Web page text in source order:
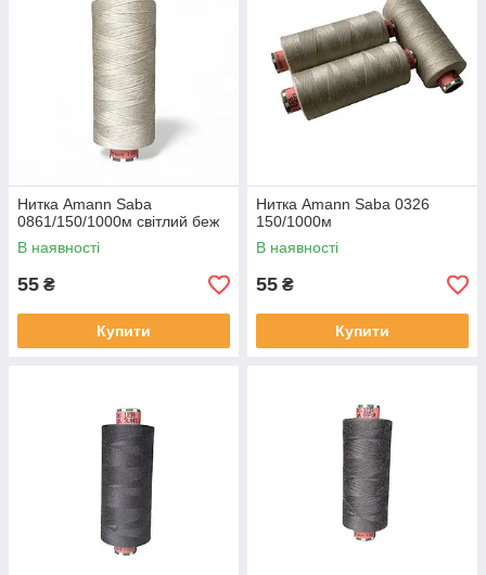
Нитка Amann Saba
0861/150/1000м світлий беж
В наявності
55 ₴
Купити
Нитка Amann Saba 0326
150/1000м
В наявності
55 ₴
Купити